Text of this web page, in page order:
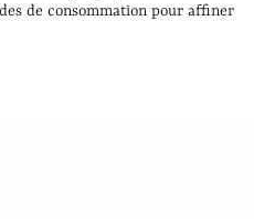
de consommation pour affiner